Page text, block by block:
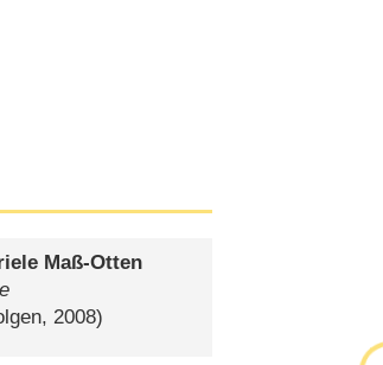
Maß-Otten
2008)